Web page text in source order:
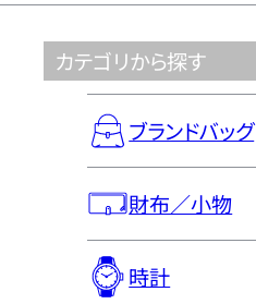
カテゴリから探す
ブランドバッグ
財布／小物
時計